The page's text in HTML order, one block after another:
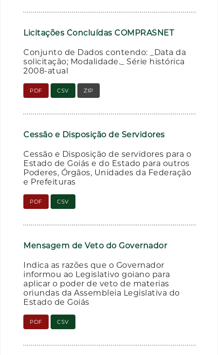
Licitações Concluídas COMPRASNET
Conjunto de Dados contendo: _Data da
solicitação; Modalidade._ Série histórica
2008-atual
PDF CSV ZIP
Cessão e Disposição de Servidores
Cessão e Disposição de servidores para o
Estado de Goiás e do Estado para outros
Poderes, Órgãos, Unidades da Federação
e Prefeituras
PDF CSV
Mensagem de Veto do Governador
Indica as razões que o Governador
informou ao Legislativo goiano para
aplicar o poder de veto de materias
oriundas da Assembleia Legislativa do
Estado de Goiás
PDF CSV